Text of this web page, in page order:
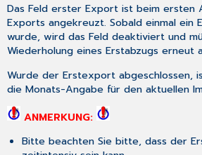
Das Felderster Export ist beim ersten
Exports angekreuzt. Sobald einmal
wurde, wird das Feld deaktiviert und
Wiederholung eines Erstabzugs erneut
Wurde der Erstexport abgeschlossen,
die Monats-Angabe für den aktuellen
ANMERKUNG:
Bitte beachten Sie bitte, dass der